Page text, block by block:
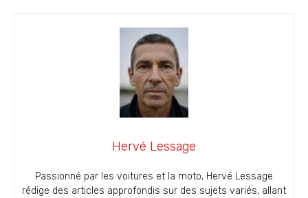
Hervé Lessage
Passionné par les voitures et la moto, Hervé Lessage
rédige des articles approfondis sur des sujets variés, allant